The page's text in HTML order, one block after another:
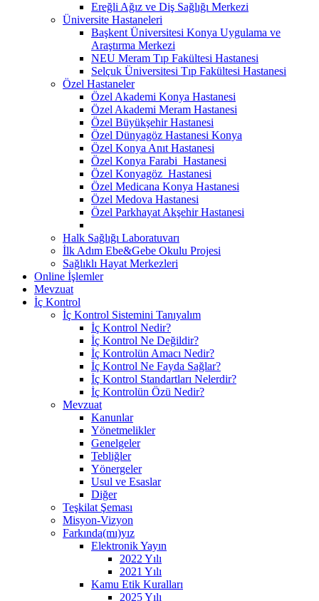
Ereğli Ağız ve Diş Sağlığı Merkezi
Üniversite Hastaneleri
Başkent Üniversitesi Konya Uygulama ve
Araştırma Merkezi
NEU Meram Tıp Fakültesi Hastanesi
Selçuk Üniversitesi Tıp Fakültesi Hastanesi
Özel Hastaneler
Özel Akademi Konya Hastanesi
Özel Akademi Meram Hastanesi
Özel Büyükşehir Hastanesi
Özel Dünyagöz Hastanesi Konya
Özel Konya Anıt Hastanesi
Özel Konya Farabi Hastanesi
Özel Konyagöz Hastanesi
Özel Medicana Konya Hastanesi
Özel Medova Hastanesi
Özel Parkhayat Akşehir Hastanesi
Halk Sağlığı Laboratuvarı
İlk Adım Ebe&Gebe Okulu Projesi
Sağlıklı Hayat Merkezleri
Online İşlemler
Mevzuat
İç Kontrol
İç Kontrol Sistemini Tanıyalım
İç Kontrol Nedir?
İç Kontrol Ne Değildir?
İç Kontrolün Amacı Nedir?
İç Kontrol Ne Fayda Sağlar?
İç Kontrol Standartları Nelerdir?
İç Kontrolün Özü Nedir?
Mevzuat
Kanunlar
Yönetmelikler
Genelgeler
Tebliğler
Yönergeler
Usul ve Esaslar
Diğer
Teşkilat Şeması
Misyon-Vizyon
Farkında(mı)yız
Elektronik Yayın
2022 Yılı
2021 Yılı
Kamu Etik Kuralları
2025 Yılı